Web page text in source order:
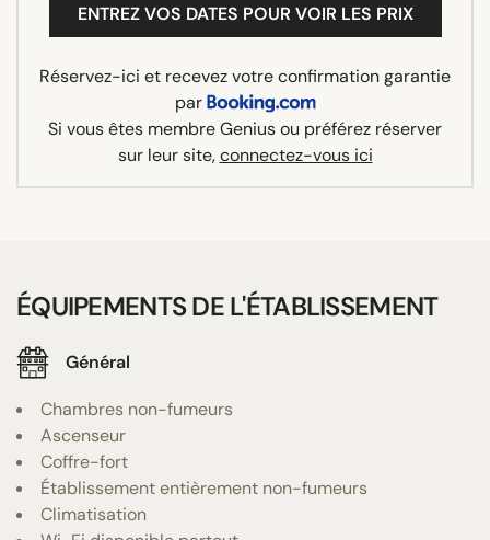
ENTREZ VOS DATES POUR VOIR LES PRIX
Réservez-ici et recevez votre confirmation garantie
par
Si vous êtes membre Genius ou préférez réserver
sur leur site,connectez-vous ici
ÉQUIPEMENTS DE L'ÉTABLISSEMENT
Général
Chambres non-fumeurs
Ascenseur
Coffre-fort
Établissement entièrement non-fumeurs
Climatisation